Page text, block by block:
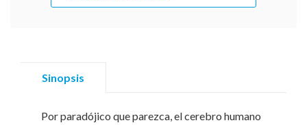
Sinopsis
Por paradójico que parezca, el cerebro humano